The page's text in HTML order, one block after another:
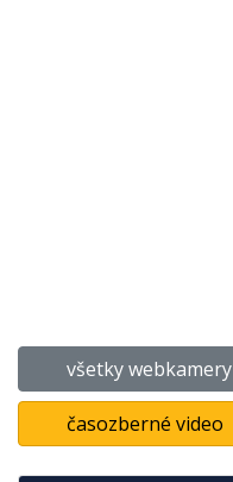
všetky webkamery
časozberné video